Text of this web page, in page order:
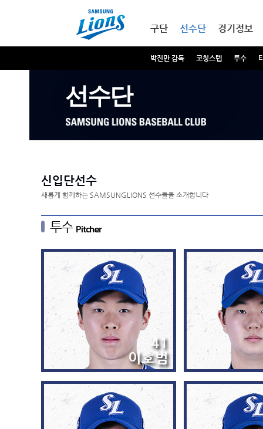
구단 선수단
박진만 감독 코칭스텝 투수
경기정보
선수단
신입단선수
새롭게 함께하는 SAMSUNGLIONS 선수들을 소개합니다
41
이호범